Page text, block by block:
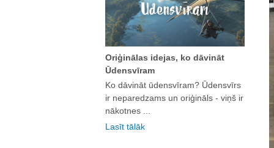
Oriģinālas idejas, ko dāvināt
Ūdensvīram
Ko dāvināt ūdensvīram? Ūdensvīrs
ir neparedzams un oriģināls - viņš ir
nākotnes ...
Lasīt tālāk